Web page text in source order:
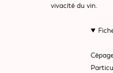
vivacité du vin.